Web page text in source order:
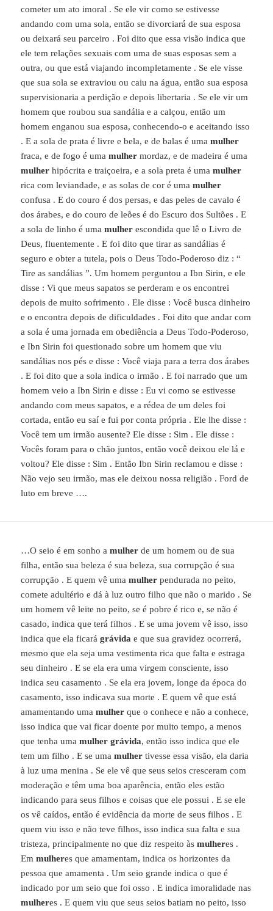
cometer um ato imoral . Se ele vir como se estivesse
andando com uma sola, então se divorciará de sua esposa
ou deixará seu parceiro . Foi dito que essa visão indica que
ele tem relações sexuais com uma de suas esposas sem a
outra, ou que está viajando incompletamente . Se ele visse
que sua sola se extraviou ou caiu na água, então sua esposa
supervisionaria a perdição e depois libertaria . Se ele vir um
homem que roubou sua sandália e a calçou, então um
homem enganou sua esposa, conhecendo-o e aceitando isso
. E a sola de prata é livre e bela, e de balas é umamulher
fraca, e de fogo é umamulher mordaz, e de madeira é uma
mulher hipócrita e traiçoeira, e a sola preta é umamulher
rica com leviandade, e as solas de cor é umamulher
confusa . E do couro é dos persas, e das peles de cavalo é
dos árabes, e do couro de leões é do Escuro dos Sultões . E
a sola de linho é umamulher escondida que lê o Livro de
Deus, fluentemente . E foi dito que tirar as sandálias é
seguro e obter a tutela, pois o Deus Todo-Poderoso diz : “
Tire as sandálias ”. Um homem perguntou a Ibn Sirin, e ele
disse : Vi que meus sapatos se perderam e os encontrei
depois de muito sofrimento . Ele disse : Você busca dinheiro
e o encontra depois de dificuldades . Foi dito que andar com
a sola é uma jornada em obediência a Deus Todo-Poderoso,
e Ibn Sirin foi questionado sobre um homem que viu
sandálias nos pés e disse : Você viaja para a terra dos árabes
. E foi dito que a sola indica o irmão . E foi narrado que um
homem veio a Ibn Sirin e disse : Eu vi como se estivesse
andando com meus sapatos, e a rédea de um deles foi
cortada, então eu saí e fui por conta própria . Ele lhe disse :
Você tem um irmão ausente? Ele disse : Sim . Ele disse :
Vocês foram para o chão juntos, então você deixou ele lá e
voltou? Ele disse : Sim . Então Ibn Sirin reclamou e disse :
Não vejo seu irmão, mas ele deixou nossa religião . Ford de
luto em breve ….
…O seio é em sonho amulher de um homem ou de sua
filha, então sua beleza é sua beleza, sua corrupção é sua
corrupção . E quem vê umamulher pendurada no peito,
comete adultério e dá à luz outro filho que não o marido . Se
um homem vê leite no peito, se é pobre é rico e, se não é
casado, indica que terá filhos . E se uma jovem vê isso, isso
indica que ela ficarágrávida e que sua gravidez ocorrerá,
mesmo que ela seja uma vestimenta rica que falta e estraga
seu dinheiro . E se ela era uma virgem consciente, isso
indica seu casamento . Se ela era jovem, longe da época do
casamento, isso indicava sua morte . E quem vê que está
amamentando umamulher que o conhece e não a conhece,
isso indica que vai ficar doente por muito tempo, a menos
que tenha umamulher grávida, então isso indica que ele
tem um filho . E se umamulher tivesse essa visão, ela daria
à luz uma menina . Se ele vê que seus seios cresceram com
moderação e têm uma boa aparência, então eles estão
indicando para seus filhos e coisas que ele possui . E se ele
os vê caídos, então é evidência da morte de seus filhos . E
quem viu isso e não teve filhos, isso indica sua falta e sua
tristeza, principalmente no que diz respeito àsmulheres .
Emmulheres que amamentam, indica os horizontes da
pessoa que amamenta . Um seio grande indica o que é
indicado por um seio que foi osso . E indica imoralidade nas
mulheres . E quem viu que seus seios batiam no peito, isso